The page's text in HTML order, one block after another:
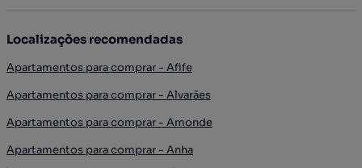
Localizações recomendadas
Apartamentos para comprar - Afife
Apartamentos para comprar - Alvarães
Apartamentos para comprar - Amonde
Apartamentos para comprar - Anha